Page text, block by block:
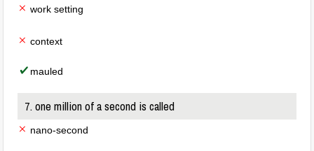
work setting
context
mauled
7. one million of a second is called
nano-second